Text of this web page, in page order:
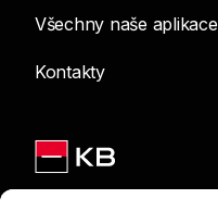
Všechny naše aplikace
Kontakty